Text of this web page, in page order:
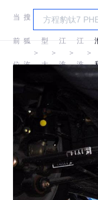
当
前
位
置:
搜
狐
汽
＞
车
型
大
全
＞
江
淮
＞
江
淮
＞